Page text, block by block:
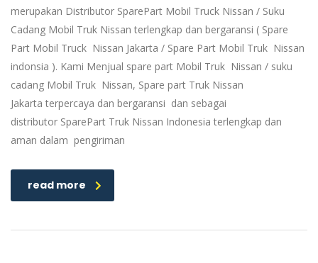
merupakan Distributor SparePart Mobil Truck Nissan / Suku
Cadang Mobil Truk Nissan terlengkap dan bergaransi ( Spare
Part Mobil Truck Nissan Jakarta / Spare Part Mobil Truk Nissan
indonsia ). Kami Menjual spare part Mobil Truk Nissan / suku
cadang Mobil Truk Nissan, Spare part Truk Nissan
Jakarta terpercaya dan bergaransi dan sebagai
distributor SparePart Truk Nissan Indonesia terlengkap dan
aman dalam pengiriman
read more